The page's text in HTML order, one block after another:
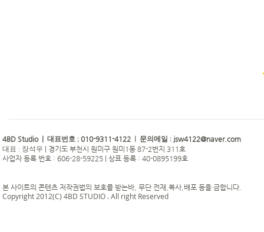
4BD Studio | 대표번호 ; 010-9311-4122 | 문의메일 : jsw4122@naver.com
대표 : 장석우
경기도 부천시 원미구 원미1동 87-2번지 311호
사업자 등록 번호 : 606-28-59225 | 상표 등록 : 40-0895199호
본 사이트의 콘텐츠 저작권법의 보호를 받는바, 무단 전재,복사,배포 등을 금합니다.
Copyright 2012(C) 4BD STUDIO . All right Reserved